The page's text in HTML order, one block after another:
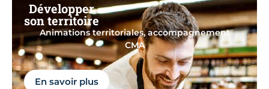
Développer
son territoire
Animations territoriales, accompagnement
CMA
En savoir plus